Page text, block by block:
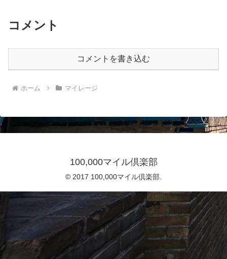
コメント
コメントを書き込む
ホーム マイレージ
100,000マイル倶楽部
© 2017 100,000マイル倶楽部.